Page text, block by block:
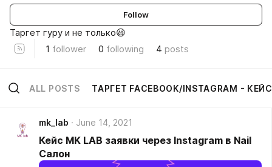
Follow
Таргет гуру и не только😃
1 follower 0 following 4 posts
ALL POSTS ТАРГЕТ FACEBOOK/INSTAGRAM -
mk_lab June 14, 2021
Кейс MK LAB заявки через Instagram в Nail
Салон